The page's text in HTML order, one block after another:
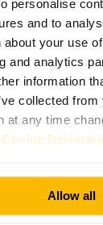
personalise
and to
your use
and analytics
information
collected
at any time
Cookie
Allow all
e curato con
professionale,
a sessioni
visita
la lezione prima di